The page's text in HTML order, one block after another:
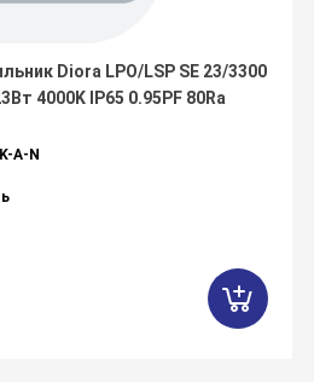
A-N
Diora LPO/LSP SE 23/3300
4000K IP65 0.95PF 80Ra